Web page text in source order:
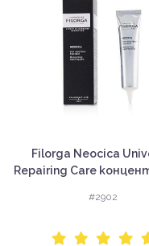
Filorga Neocica
Repairing Care
кожа
#2902